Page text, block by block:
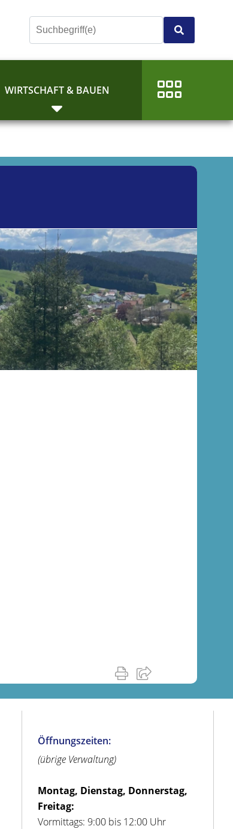
WIRTSCHAFT & BAUEN
Öffnungszeiten:
(übrige Verwaltung)
Montag, Dienstag, Donnerstag,
Freitag:
Vormittags: 9:00 bis 12:00 Uhr